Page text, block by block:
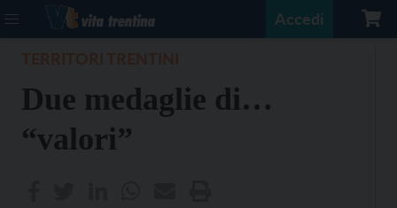
Accedi
Due medaglie di…
“valori”